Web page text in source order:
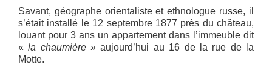
Savant, géographe orientaliste et ethnologue russe, il
s’était installé le 12 septembre 1877 près du château,
louant pour 3 ans un appartement dans l’immeuble dit
«la chaumière» aujourd’hui au 16 de la rue de la
Motte.